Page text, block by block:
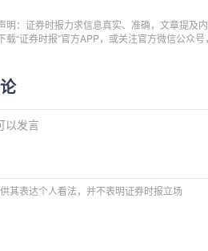
明：证券时报力求信息真实、准确，文章提及
载“证券时报”官方APP，或关注官方微信公众
以发言
其表达个人看法，并不表明证券时报立场